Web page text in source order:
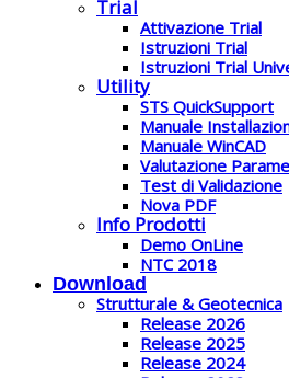
Trial
Attivazione Trial
Istruzioni Trial
Istruzioni Trial
Utility
STS QuickSupport
Manuale
Manuale WinCAD
Valutazione
Test di Validazione
Nova PDF
Info Prodotti
Demo OnLine
NTC 2018
Download
Strutturale & Geotecnica
Release 2026
Release 2025
Release 2024